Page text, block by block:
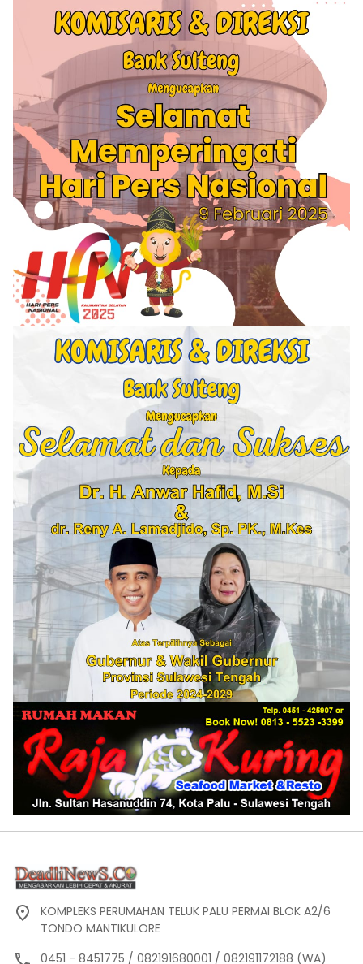
KOMPLEKS PERUMAHAN TELUK PALU PERMAI BLOK A2/6
TONDO MANTIKULORE
0451 - 8451775 / 082191680001 / 082191172188 (WA)